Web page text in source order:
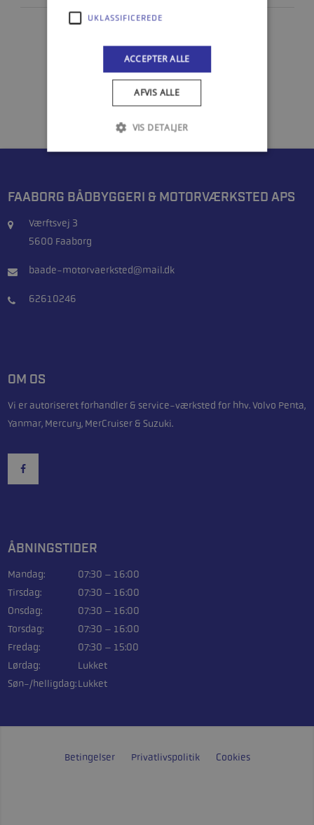
1
FAABORG BÅDBYGGERI & MOTORVÆRKSTED APS
Værftsvej 3
5600 Faaborg
baade-motorvaerksted@mail.dk
62610246
OM OS
Vi er autoriseret forhandler & service-værksted for hhv. Volvo Penta,
Yanmar, Mercury, MerCruiser & Suzuki.
ÅBNINGSTIDER
Mandag:
07:30 – 16:00
Tirsdag:
07:30 – 16:00
Onsdag:
07:30 – 16:00
Torsdag:
07:30 – 16:00
Fredag:
07:30 – 15:00
Lørdag:
Lukket
Søn-/helligdag:Lukket
Betingelser Privatlivspolitik Cookies
UKLASSIFICEREDE
ACCEPTER ALLE
AFVIS ALLE
VIS DETALJER